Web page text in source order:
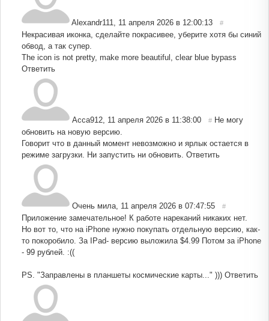
Alexandr111, 11 апреля 2026 в 12:00:13 #
Некрасивая иконка, сделайте покрасивее, уберите хотя бы синий
обвод, а так супер.
The icon is not pretty, make more beautiful, clear blue bypass
Ответить
Асса912, 11 апреля 2026 в 11:38:00 # Не могу
обновить на новую версию.
Говорит что в данный момент невозможно и ярлык остается в
режиме загрузки. Ни запустить ни обновить. Ответить
Очень мила, 11 апреля 2026 в 07:47:55 #
Приложение замечательное! К работе нареканий никаких нет.
Но вот то, что на iPhone нужно покупать отдельную версию, как-
то покоробило. За IPad- версию выложила $4.99 Потом за iPhone
- 99 рублей. :((
PS. "Заправлены в планшеты космические карты..." ))) Ответить